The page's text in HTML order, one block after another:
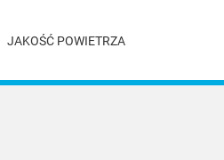
JAKOŚĆ POWIETRZA